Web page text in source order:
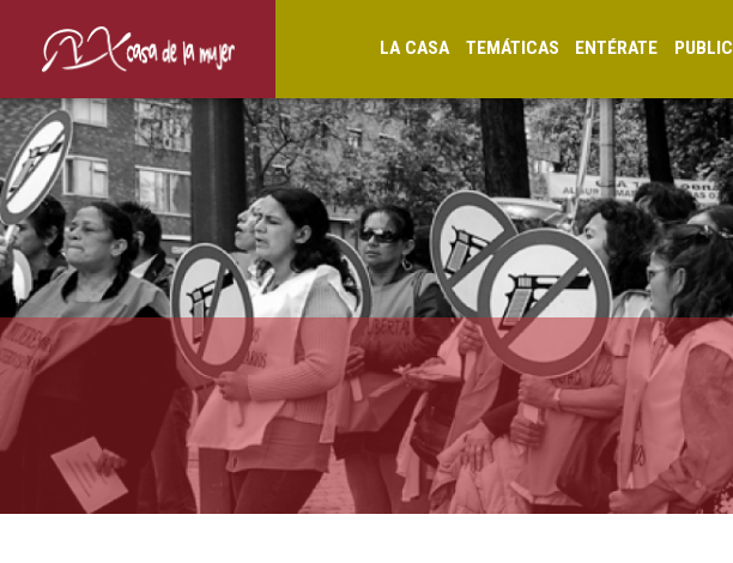
LA CASA TEMÁTICAS ENTÉRATE